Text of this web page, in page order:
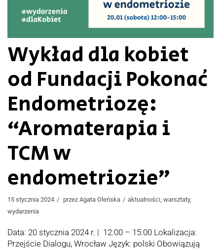
Wykład dla kobiet
od Fundacji Pokonać
Endometriozę:
“Aromaterapia i
TCM w
endometriozie”
15 stycznia 2024 przez Agata Oleńska aktualności warsztaty,
wydarzenia
Data: 20 stycznia 2024 r. | 12:00 – 15:00 Lokalizacja:
Przejście Dialogu, Wrocław Język: polski Obowiązują